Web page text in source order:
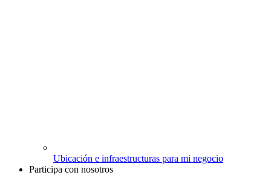
Ubicación e infraestructuras para mi negocio
Participa con nosotros